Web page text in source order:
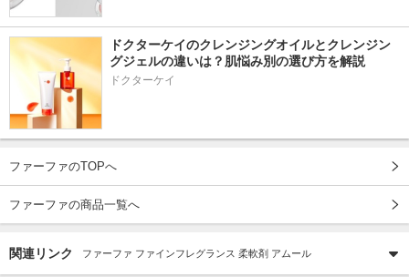
ドクターケイのクレンジングオイルとクレンジン
グジェルの違いは？肌悩み別の選び方を解説
ドクターケイ
ファーファのTOPへ
ファーファの商品一覧へ
関連リンク ファーファ ファインフレグランス 柔軟剤 アムール